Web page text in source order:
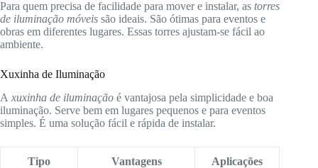
Para quem precisa de facilidade para mover e instalar, as torres
de iluminação móveis são ideais. São ótimas para eventos e
obras em diferentes lugares. Essas torres ajustam-se fácil ao
ambiente.
Xuxinha de Iluminação
A xuxinha de iluminação é vantajosa pela simplicidade e boa
iluminação. Serve bem em lugares pequenos e para eventos
simples. É uma solução fácil e rápida de instalar.
Tipo Vantagens Aplicações